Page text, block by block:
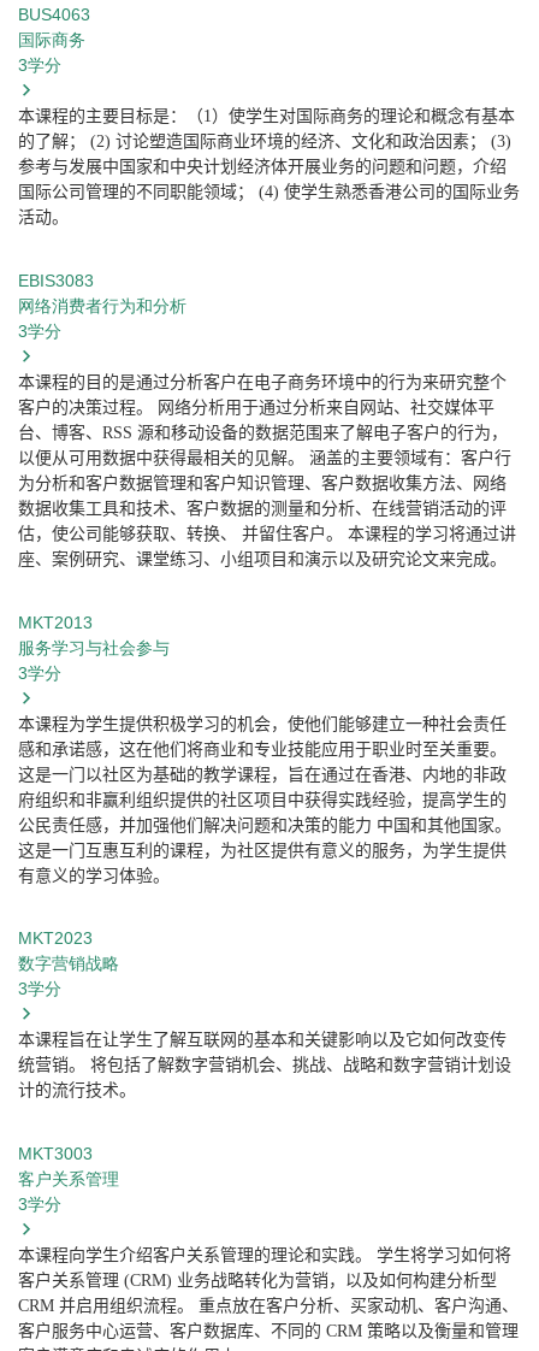
BUS4063
国际商务
3学分
本课程的主要目标是：（1）使学生对国际商务的理论和概念有基本
的了解；
(2) 讨论塑造国际商业环境的经济、文化和政治因素；
(3)
参考与发展中国家和中央计划经济体开展业务的问题和问题，介绍
国际公司管理的不同职能领域；
(4) 使学生熟悉香港公司的国际业务
活动。
EBIS3083
网络消费者行为和分析
3学分
本课程的目的是通过分析客户在电子商务环境中的行为来研究整个
客户的决策过程。
网络分析用于通过分析来自网站、社交媒体平
台、博客、 RSS 源和移动设备的数据范围来了解电子客户的行为，
以便从可用数据中获得最相关的见解。
涵盖的主要领域有：客户行
为分析和客户数据管理和客户知识管理、客户数据收集方法、网络
数据收集工具和技术、客户数据的测量和分析、在线营销活动的评
估，使公司能够获取、转换、
并留住客户。
本课程的学习将通过讲
座、案例研究、课堂练习、小组项目和演示以及研究论文来完成。
MKT2013
服务学习与社会参与
3学分
本课程为学生提供积极学习的机会，使他们能够建立一种社会责任
感和承诺感，这在他们将商业和专业技能应用于职业时至关重要。
这是一门以社区为基础的教学课程，旨在通过在香港、内地的非政
府组织和非赢利组织提供的社区项目中获得实践经验，提高学生的
公民责任感，并加强他们解决问题和决策的能力 中国和其他国家。
这是一门互惠互利的课程，为社区提供有意义的服务，为学生提供
有意义的学习体验。
MKT2023
数字营销战略
3学分
本课程旨在让学生了解互联网的基本和关键影响以及它如何改变传
统营销。
将包括了解数字营销机会、挑战、战略和数字营销计划设
计的流行技术。
MKT3003
客户关系管理
3学分
本课程向学生介绍客户关系管理的理论和实践。
学生将学习如何将
客户关系管理 (CRM) 业务战略转化为营销，以及如何构建分析型
CRM 并启用组织流程。
重点放在客户分析、买家动机、客户沟通、
客户服务中心运营、客户数据库、不同的 CRM 策略以及衡量和管理